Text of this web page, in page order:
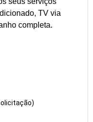
TV via
completa.